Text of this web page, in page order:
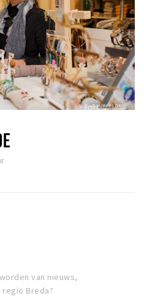
van nieuws,
Breda?